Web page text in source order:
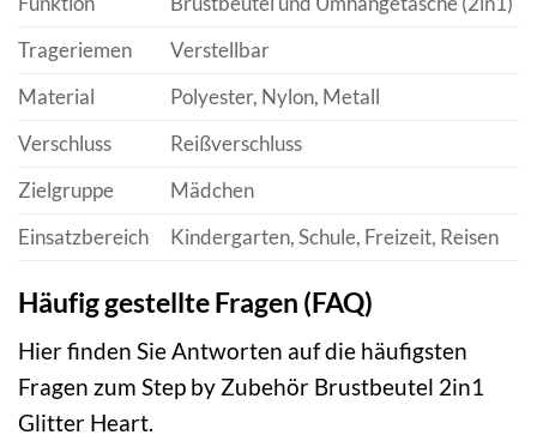
Trageriemen
Verstellbar
Material
Polyester, Nylon, Metall
Verschluss
Reißverschluss
Zielgruppe
Mädchen
Einsatzbereich
Kindergarten, Schule, Freizeit, Reisen
Häufig gestellte Fragen (FAQ)
Hier finden Sie Antworten auf die häufigsten
Fragen zum Step by Zubehör Brustbeutel 2in1
Glitter Heart.